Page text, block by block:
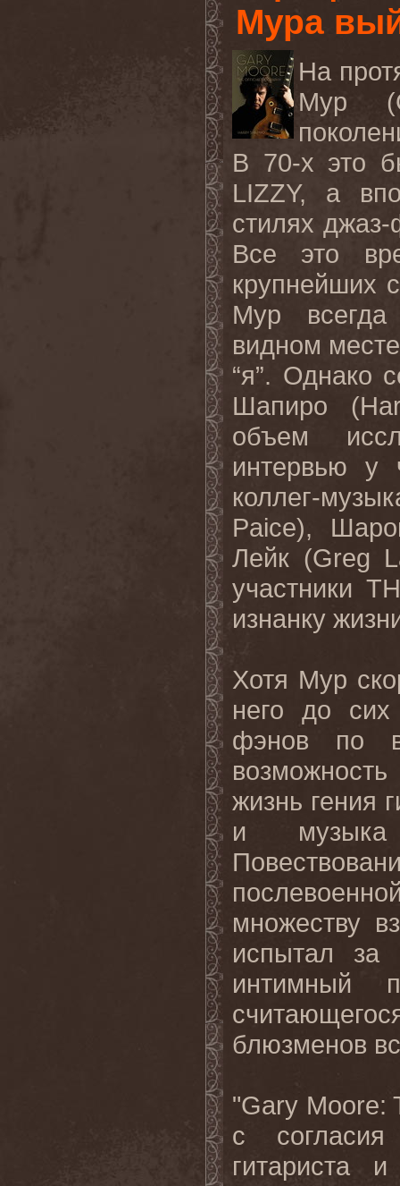
Мура
На
Мур
В 70-х это
LIZZY, а
стилях
Все это
крупнейших
Мур
видном
“я”. Однако
Шапиро
объем
интервью у
коллег-
Paice),
Лейк (Greg
участники
изнанку
Хотя Мур
него до
фэнов по
жизнь гения
и музыка
множеству
испытал
интимный
блюзменов
"Gary Moore:
с
гитариста